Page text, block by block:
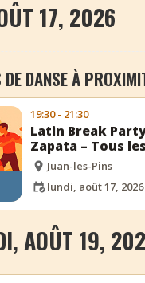
17, 2026
DE DANSE À
19:30 - 21:30
Latin Break
Zapata – Tous
Juan-les-Pins
lundi, août 17, 2026
AOÛT 19,